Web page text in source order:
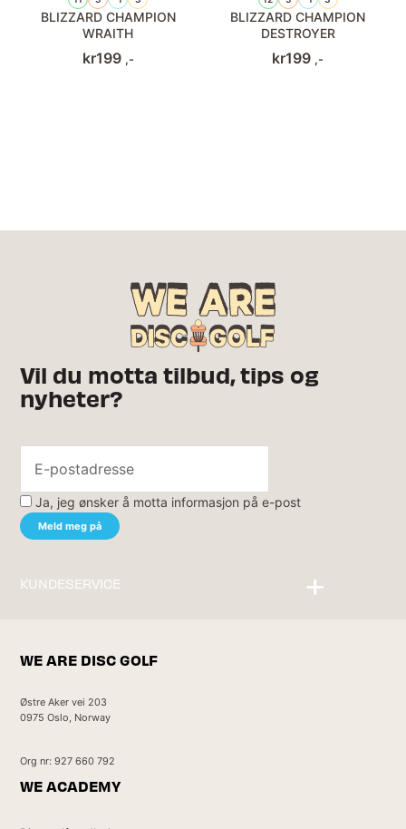
BLIZZARD CHAMPION
WRAITH
kr199 ,-
BLIZZARD CHAMPION
DESTROYER
kr199 ,-
Vil du motta tilbud, tips og
nyheter?
Ja, jeg ønsker å motta informasjon på e-post
KUNDESERVICE
WE ARE DISC GOLF
Østre Aker vei 203
0975 Oslo, Norway
Org nr: 927 660 792
WE ACADEMY